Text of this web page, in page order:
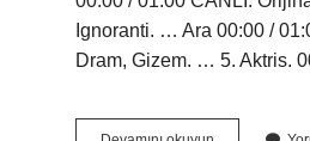
Ignoranti. … Ara 00:00 /
Dram, Gizem. … 5. Aktris.